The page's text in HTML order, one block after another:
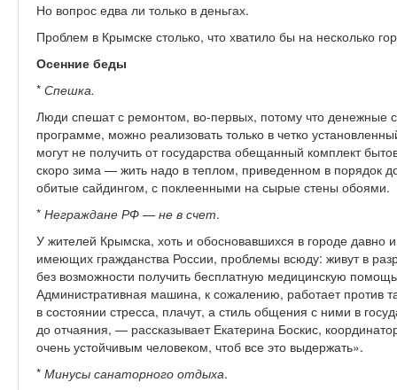
Но вопрос едва ли только в деньгах.
Проблем в Крымске столько, что хватило бы на несколько
Осенние беды
* Спешка.
Люди спешат с ремонтом, во-первых, потому что денежные
программе, можно реализовать только в четко
могут не получить от государства обещанный комплект
скоро зима — жить надо в теплом, приведенном в порядок
обитые сайдингом, с поклеенными на сырые стены обоями.
* Неграждане РФ — не в счет.
У жителей Крымска, хоть и обосновавшихся в городе давно
имеющих гражданства России, проблемы всюду: живут в
без возможности получить бесплатную медицинскую
Административная машина, к сожалению, работает против
в состоянии стресса, плачут, а стиль общения с ними в
до отчаяния, — рассказывает Екатерина Боскис,
очень устойчивым человеком, чтоб все это выдержать».
* Минусы санаторного отдыха.